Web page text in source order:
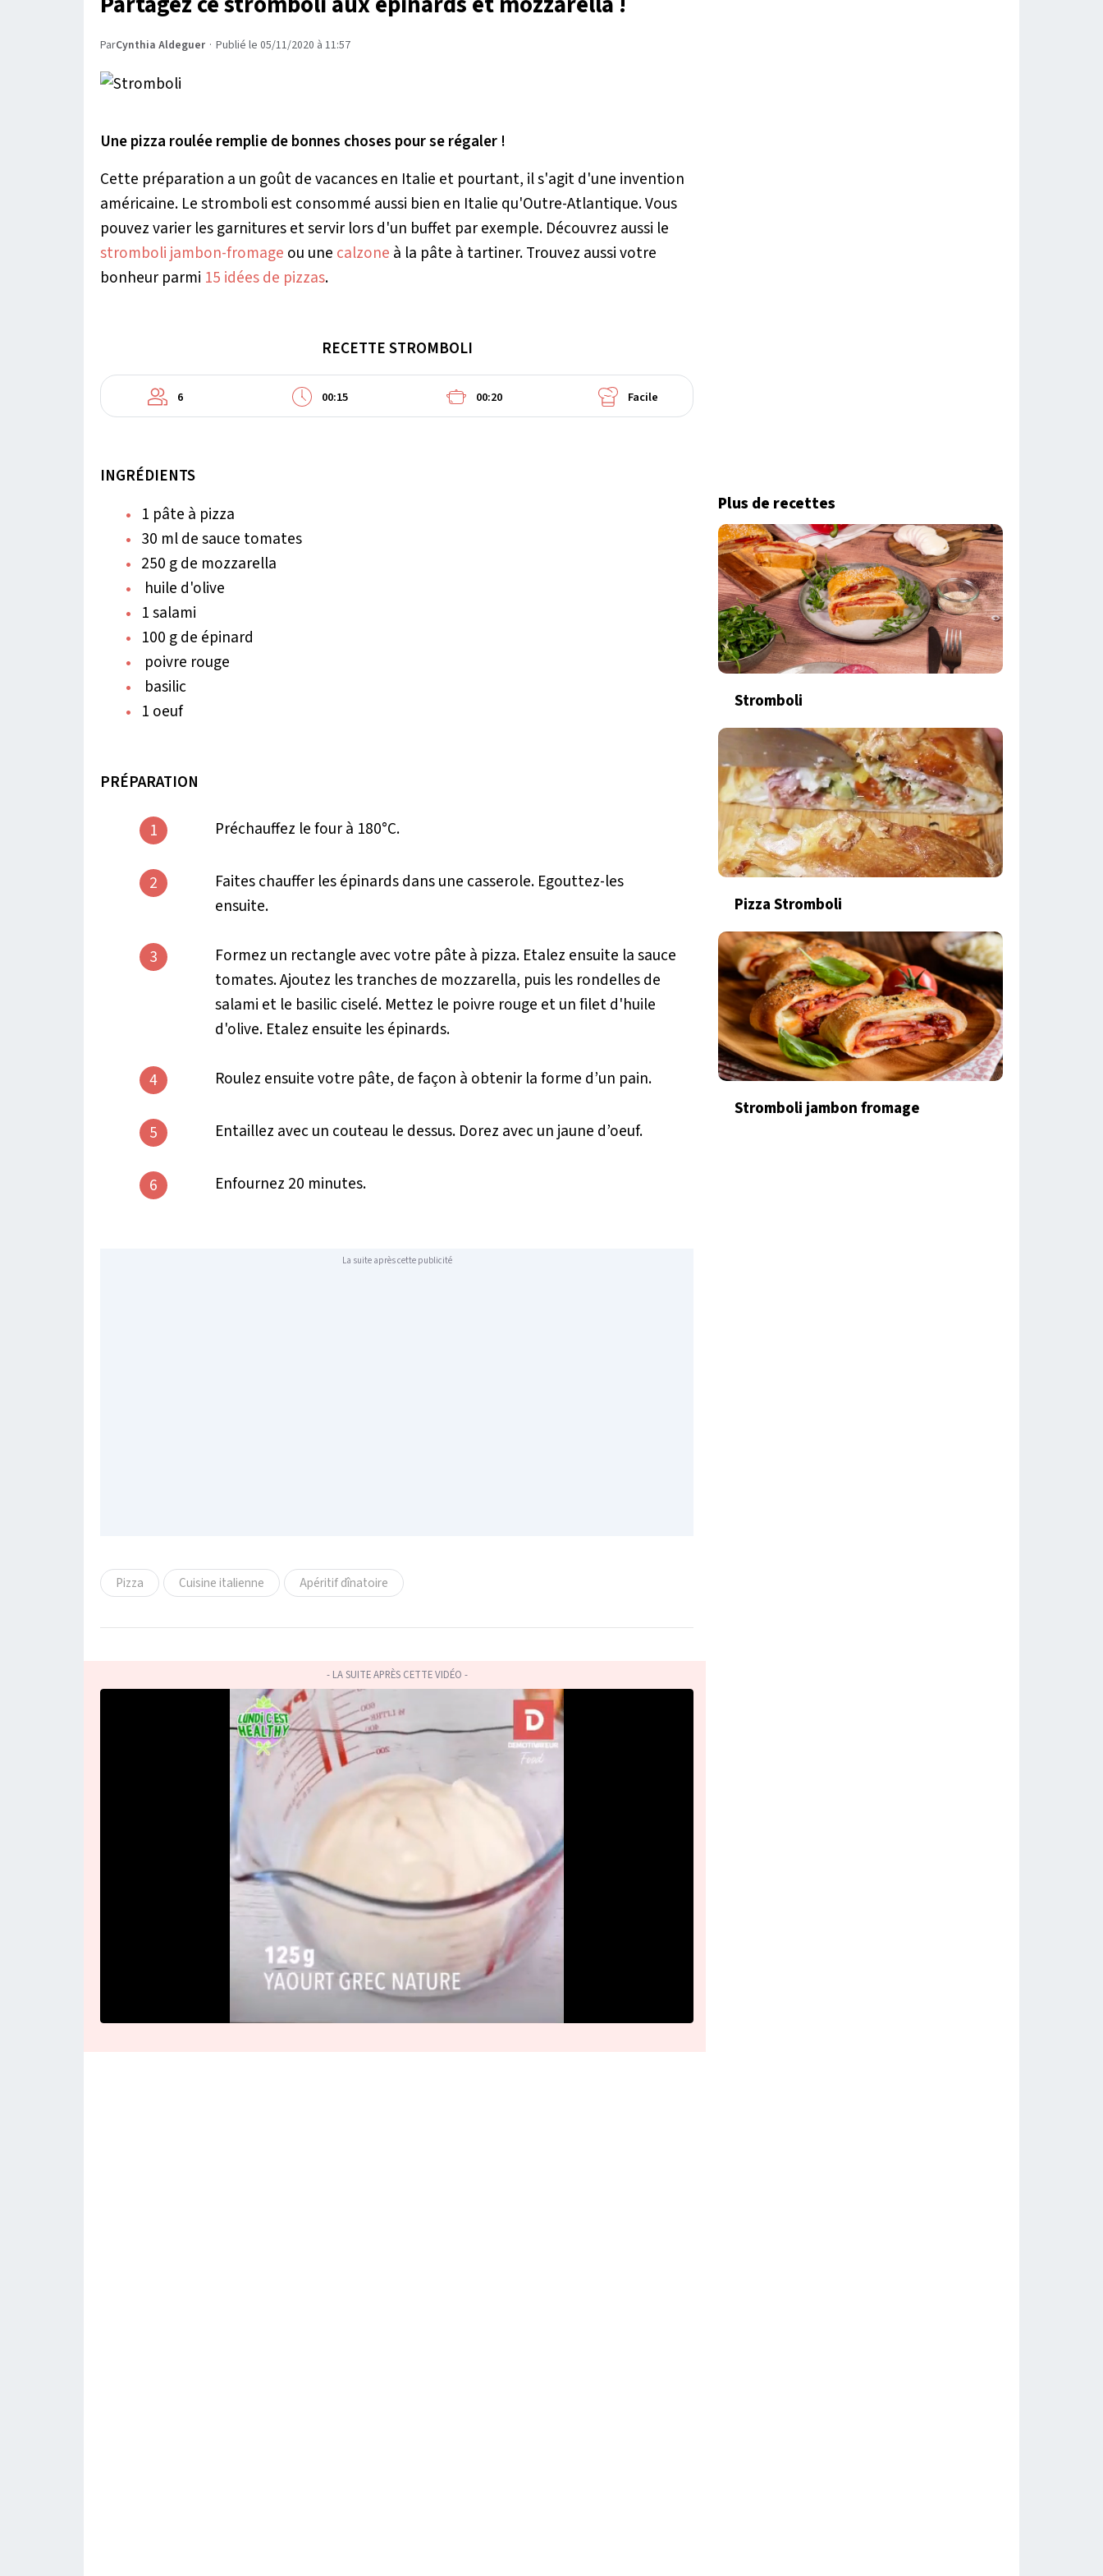
ParCynthia Aldeguer · Publié le 05/11/2020 à 11:57
Une pizza roulée remplie de bonnes choses pour se régaler !
Cette préparation a un goût de vacances en Italie et pourtant, il s'agit d'une invention
américaine. Le stromboli est consommé aussi bien en Italie qu'Outre-Atlantique. Vous
pouvez varier les garnitures et servir lors d'un buffet par exemple. Découvrez aussi le
stromboli jambon-fromage ou une calzone à la pâte à tartiner. Trouvez aussi votre
bonheur parmi 15 idées de pizzas.
RECETTE STROMBOLI
6 00:15 00:20 Facile
INGRÉDIENTS
1 pâte à pizza
30 ml de sauce tomates
250 g de mozzarella
huile d'olive
1 salami
100 g de épinard
poivre rouge
basilic
1 oeuf
PRÉPARATION
1 Préchauffez le four à 180°C.
2
Faites chauffer les épinards dans une casserole. Egouttez-les
ensuite.
3
Formez un rectangle avec votre pâte à pizza. Etalez ensuite la sauce
tomates. Ajoutez les tranches de mozzarella, puis les rondelles de
salami et le basilic ciselé. Mettez le poivre rouge et un filet d'huile
d'olive. Etalez ensuite les épinards.
4 Roulez ensuite votre pâte, de façon à obtenir la forme d’un pain.
5 Entaillez avec un couteau le dessus. Dorez avec un jaune d’oeuf.
6 Enfournez 20 minutes.
La suite après cette publicité
Pizza Cuisine italienne Apéritif dînatoire
- LA SUITE APRÈS CETTE VIDÉO -
Plus de recettes
Stromboli
Pizza Stromboli
Stromboli jambon fromage